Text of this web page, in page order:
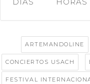
DÍAS HORAS
ARTEMANDOLINE
CONCIERTOS USACH
FESTIVAL